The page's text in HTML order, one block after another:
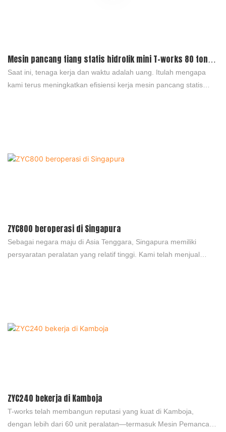
Mesin pancang tiang statis hidrolik mini T-works 80 ton
hingga 180 ton
Saat ini, tenaga kerja dan waktu adalah uang. Itulah mengapa
kami terus meningkatkan efisiensi kerja mesin pancang statis
ZYC800 beroperasi di Singapura
Sebagai negara maju di Asia Tenggara, Singapura memiliki
persyaratan peralatan yang relatif tinggi. Kami telah menjual
ZYC240 bekerja di Kamboja
T-works telah membangun reputasi yang kuat di Kamboja,
dengan lebih dari 60 unit peralatan—termasuk Mesin Pemancang